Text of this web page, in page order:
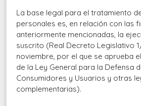
La base legal para el tratamiento
personales es, en relación con las
anteriormente mencionadas, la
suscrito (Real Decreto Legislativo
noviembre, por el que se aprueba
de la Ley General para la Defensa
Consumidores y Usuarios y otras
complementarias).